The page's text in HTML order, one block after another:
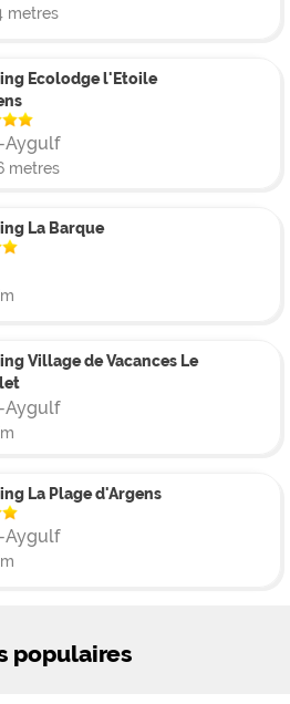
metres
Ecolodge l'Etoile
Aygulf
metres
La Barque
Village de Vacances Le
Aygulf
La Plage d'Argens
Aygulf
populaires